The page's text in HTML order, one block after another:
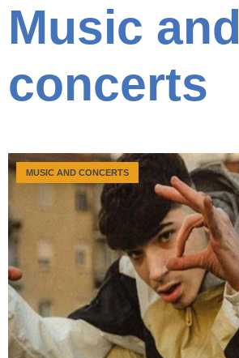
Music and
concerts
MUSIC AND CONCERTS